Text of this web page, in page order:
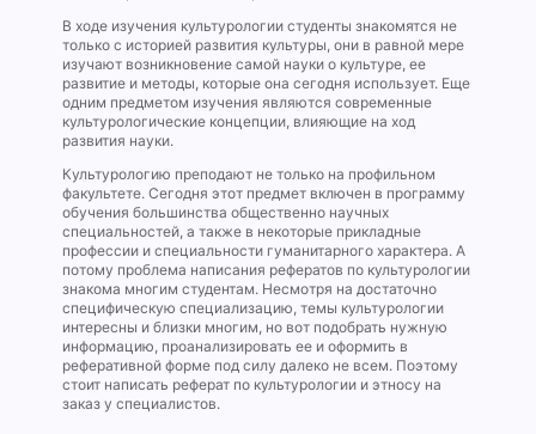
В ходе изучения культурологии студенты знакомятся не
только с историей развития культуры, они в равной мере
изучают возникновение самой науки о культуре, ее
развитие и методы, которые она сегодня использует. Еще
одним предметом изучения являются современные
культурологические концепции, влияющие на ход
развития науки.
Культурологию преподают не только на профильном
факультете. Сегодня этот предмет включен в программу
обучения большинства общественно научных
специальностей, а также в некоторые прикладные
профессии и специальности гуманитарного характера. А
потому проблема написания рефератов по культурологии
знакома многим студентам. Несмотря на достаточно
специфическую специализацию, темы культурологии
интересны и близки многим, но вот подобрать нужную
информацию, проанализировать ее и оформить в
реферативной форме под силу далеко не всем. Поэтому
стоит написать реферат по культурологии и этносу на
заказ у специалистов.